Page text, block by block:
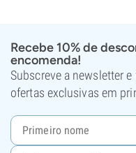
Recebe 10% de
encomenda!
Subscreve a newsletter
ofertas exclusivas em